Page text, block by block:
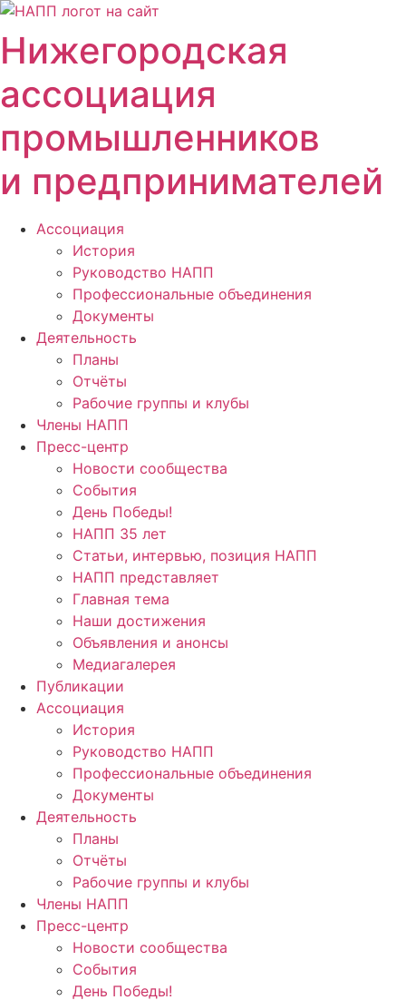
Перейти
содержимому
Нижегородская
ассоциация
промышленников
и предпринимателей
Ассоциация
История
Руководство НАПП
Профессиональные объединения
Документы
Деятельность
Планы
Отчёты
Рабочие группы и клубы
Члены НАПП
Пресс-центр
Новости сообщества
События
День Победы!
НАПП 35 лет
Статьи, интервью, позиция НАПП
НАПП представляет
Главная тема
Наши достижения
Объявления и анонсы
Медиагалерея
Публикации
Ассоциация
История
Руководство НАПП
Профессиональные объединения
Документы
Деятельность
Планы
Отчёты
Рабочие группы и клубы
Члены НАПП
Пресс-центр
Новости сообщества
События
День Победы!